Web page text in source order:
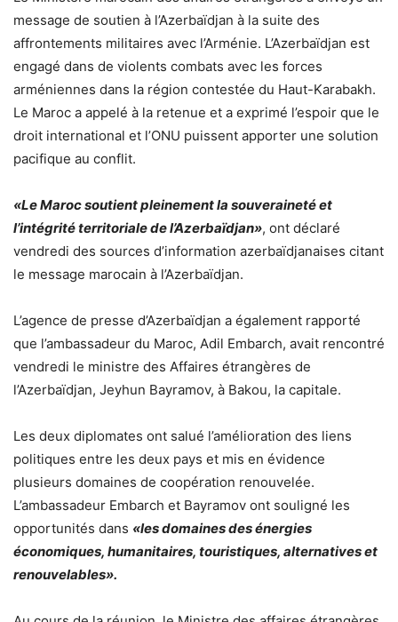
message de soutien à l’Azerbaïdjan à la suite des
affrontements militaires avec l’Arménie. L’Azerbaïdjan est
engagé dans de violents combats avec les forces
arméniennes dans la région contestée du Haut-Karabakh.
Le Maroc a appelé à la retenue et a exprimé l’espoir que le
droit international et l’ONU puissent apporter une solution
pacifique au conflit.
«Le Maroc soutient pleinement la souveraineté et
l’intégrité territoriale de l’Azerbaïdjan», ont déclaré
vendredi des sources d’information azerbaïdjanaises citant
le message marocain à l’Azerbaïdjan.
L’agence de presse d’Azerbaïdjan a également rapporté
que l’ambassadeur du Maroc, Adil Embarch, avait rencontré
vendredi le ministre des Affaires étrangères de
l’Azerbaïdjan, Jeyhun Bayramov, à Bakou, la capitale.
Les deux diplomates ont salué l’amélioration des liens
politiques entre les deux pays et mis en évidence
plusieurs domaines de coopération renouvelée.
L’ambassadeur Embarch et Bayramov ont souligné les
opportunités dans «les domaines des énergies
économiques, humanitaires, touristiques, alternatives et
renouvelables».